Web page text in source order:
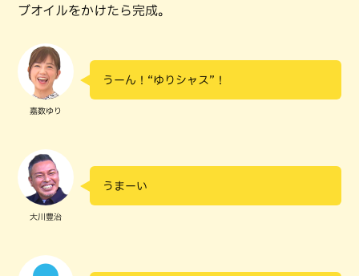
ブオイルをかけたら完成。
嘉数ゆり
うーん！“ゆりシャス”！
大川豊治
うまーい